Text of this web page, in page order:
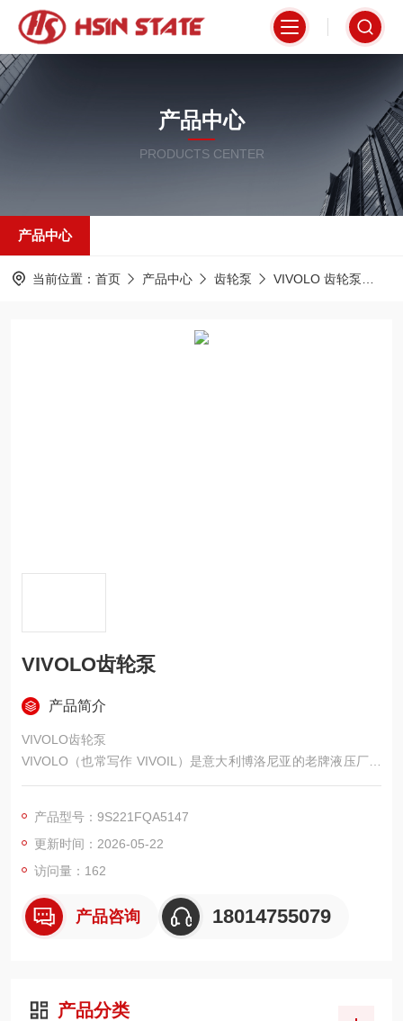
产品中心
PRODUCTS CENTER
产品中心
当前位置： 首页 产品中心 齿轮泵 VIVOLO 齿轮泵
VIVOLO齿轮泵
产品简介
VIVOLO齿轮泵
VIVOLO（也常写作 VIVOIL）是意大利博洛尼亚的老牌液压厂，
1985 年成立，主打铝合金壳体、小排量、高压、低噪、模块化外
多。
产品型号：9S221FQA5147
更新时间：2026-05-22
访问量：162
产品咨询 18014755079
产品分类